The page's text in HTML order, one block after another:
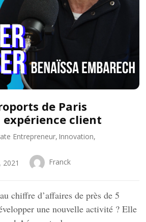
de Paris
client
Entrepreneur Innovation
2021 Franck
chiffre d’affaires de près de 5
une nouvelle activité ? Elle